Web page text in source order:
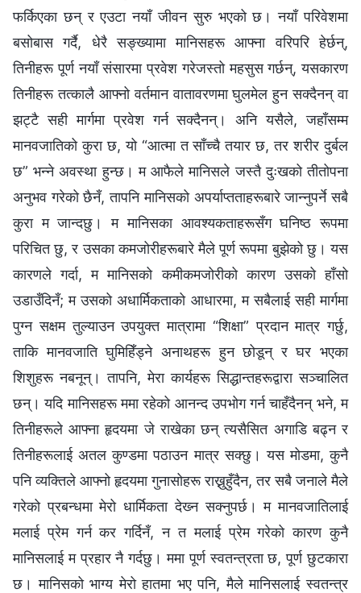
फर्किएका छन् र एउटा नयाँ जीवन सुरु भएको छ। नयाँ परिवेशमा
बसोबास गर्दै, धेरै सङ्ख्यामा मानिसहरू आफ्‍ना वरिपरि हेर्छन्,
तिनीहरू पूर्ण नयाँ संसारमा प्रवेश गरेजस्तो महसुस गर्छन्, यसकारण
तिनीहरू तत्कालै आफ्नो वर्तमान वातावरणमा घुलमेल हुन सक्दैनन् वा
झट्टै सही मार्गमा प्रवेश गर्न सक्दैनन्। अनि यसैले, जहाँसम्म
मानवजातिको कुरा छ, यो “आत्मा त साँच्चै तयार छ, तर शरीर दुर्बल
छ” भन्‍ने अवस्था हुन्छ। म आफैले मानिसले जस्तै दुःखको तीतोपना
अनुभव गरेको छैनँ, तापनि मानिसको अपर्याप्तताहरूबारे जान्नुपर्ने सबै
कुरा म जान्दछु। म मानिसका आवश्यकताहरूसँग घनिष्ठ रूपमा
परिचित छु, र उसका कमजोरीहरूबारे मैले पूर्ण रूपमा बुझेको छु। यस
कारणले गर्दा, म मानिसको कमीकमजोरीको कारण उसको हाँसो
उडाउँदिनँ; म उसको अधार्मिकताको आधारमा, म सबैलाई सही मार्गमा
पुग्न सक्षम तुल्याउन उपयुक्त मात्रामा “शिक्षा” प्रदान मात्र गर्छु,
ताकि मानवजाति घुमिहिँड्ने अनाथहरू हुन छोडून् र घर भएका
शिशुहरू नबनून्। तापनि, मेरा कार्यहरू सिद्धान्तहरूद्वारा सञ्चालित
छन्। यदि मानिसहरू ममा रहेको आनन्द उपभोग गर्न चाहँदैनन् भने, म
तिनीहरूले आफ्ना हृदयमा जे राखेका छन् त्यसैसित अगाडि बढ्न र
तिनीहरूलाई अतल कुण्डमा पठाउन मात्र सक्छु। यस मोडमा, कुनै
पनि व्यक्तिले आफ्नो हृदयमा गुनासोहरू राख्नुहुँदैन, तर सबै जनाले मैले
गरेको प्रबन्धमा मेरो धार्मिकता देख्‍न सक्नुपर्छ। म मानवजातिलाई
मलाई प्रेम गर्न कर गर्दिनँ, न त मलाई प्रेम गरेको कारण कुनै
मानिसलाई म प्रहार नै गर्दछु। ममा पूर्ण स्वतन्त्रता छ, पूर्ण छुटकारा
छ। मानिसको भाग्य मेरो हातमा भए पनि, मैले मानिसलाई स्वतन्त्र